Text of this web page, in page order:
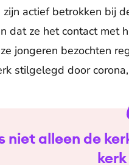
actief betrokken bij
dat ze het contact met
jongeren bezochten
stilgelegd door
niet alleen de